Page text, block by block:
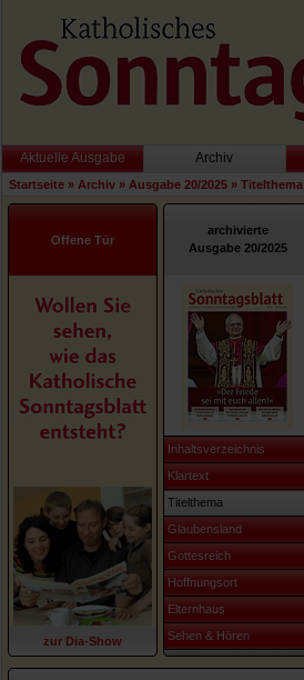
Aktuelle Ausgabe Archiv
Startseite» Archiv» Ausgabe 20/2025» Titelthema
Offene Tür
zur Dia-Show
archivierte
Ausgabe 20/2025
Inhaltsverzeichnis
Klartext
Titelthema
Glaubensland
Gottesreich
Hoffnungsort
Elternhaus
Sehen & Hören